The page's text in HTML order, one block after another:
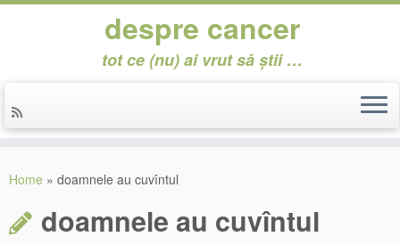
despre cancer
tot ce (nu) ai vrut să știi …
Home » doamnele au cuvîntul
doamnele au cuvîntul